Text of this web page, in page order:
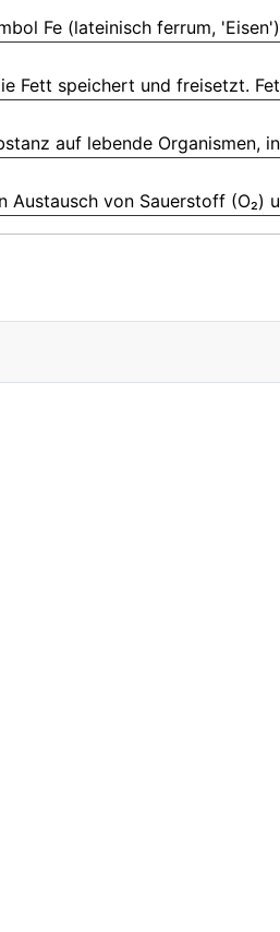
Fe (lateinisch ferrum,
Fett speichert und freisetzt.
auf lebende Organismen,
von Sauerstoff (O₂)